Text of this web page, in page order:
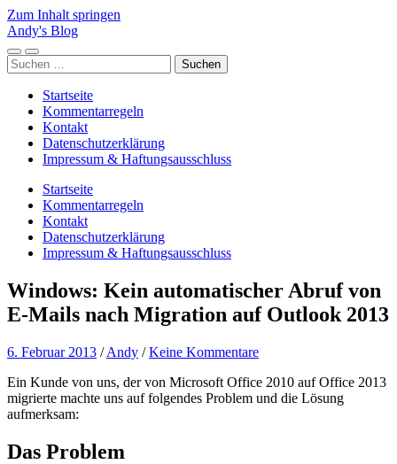
Zum Inhalt springen
Andy's Blog
Mobile-
Menü
Suchfeld
ein-/ausblenden
Suchen
nach:
Startseite
Kommentarregeln
Kontakt
Datenschutzerklärung
Impressum & Haftungsausschluss
Startseite
Kommentarregeln
Kontakt
Datenschutzerklärung
Impressum & Haftungsausschluss
Windows: Kein automatischer Abruf von
E-Mails nach Migration auf Outlook 2013
6. Februar 2013 /Andy /Keine Kommentare
Ein Kunde von uns, der von Microsoft Office 2010 auf Office 2013
migrierte machte uns auf folgendes Problem und die Lösung
aufmerksam:
Das Problem